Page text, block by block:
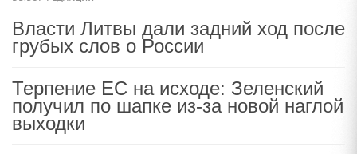
Власти Литвы дали задний ход после
грубых слов о России
Терпение ЕС на исходе: Зеленский
получил по шапке из-за новой наглой
выходки